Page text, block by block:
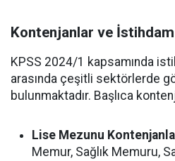
Kontenjanlar ve
KPSS 2024/1 kapsamında
arasında çeşitli sektörlerde
bulunmaktadır. Başlıca
Lise Mezunu
Memur, Sağlık Memuru,